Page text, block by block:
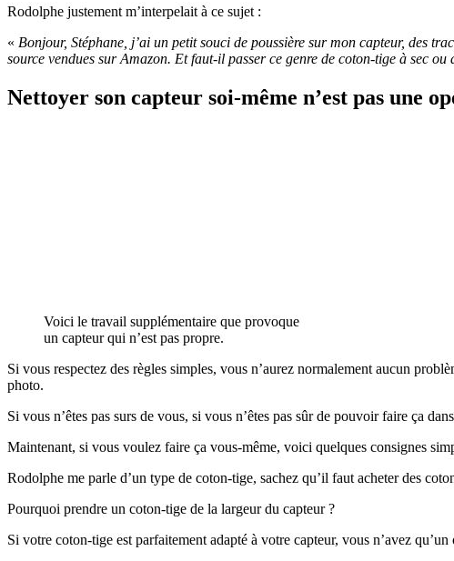
Rodolphe justement m’interpelait à ce sujet :
« Bonjour, Stéphane, j’ai un petit souci de poussière sur mon capteur, des
source vendues sur Amazon. Et faut-il passer ce genre de coton-tige à sec
Nettoyer son capteur soi-même n’est pas une
Voici le travail supplémentaire que provoque
un capteur qui n’est pas propre.
Si vous respectez des règles simples, vous n’aurez normalement aucun
photo.
Si vous n’êtes pas surs de vous, si vous n’êtes pas sûr de pouvoir faire ça
Maintenant, si vous voulez faire ça vous-même, voici quelques consignes
Rodolphe me parle d’un type de coton-tige, sachez qu’il faut acheter des
Pourquoi prendre un coton-tige de la largeur du capteur ?
Si votre coton-tige est parfaitement adapté à votre capteur, vous n’avez